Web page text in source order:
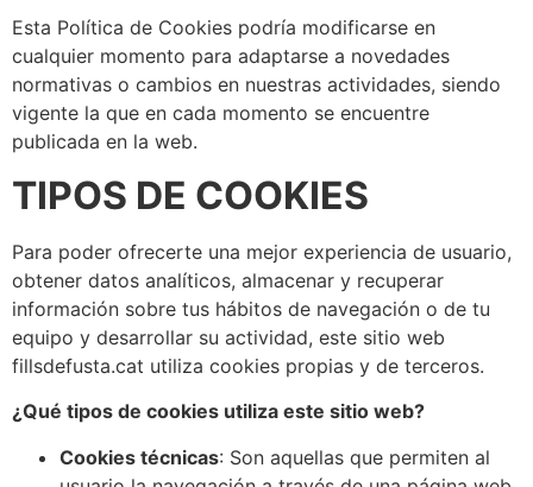
Esta Política de Cookies podría modificarse en
cualquier momento para adaptarse a novedades
normativas o cambios en nuestras actividades, siendo
vigente la que en cada momento se encuentre
publicada en la web.
TIPOS DE COOKIES
Para poder ofrecerte una mejor experiencia de usuario,
obtener datos analíticos, almacenar y recuperar
información sobre tus hábitos de navegación o de tu
equipo y desarrollar su actividad, este sitio web
fillsdefusta.cat utiliza cookies propias y de terceros.
¿Qué tipos de cookies utiliza este sitio web?
Cookies técnicas: Son aquellas que permiten al